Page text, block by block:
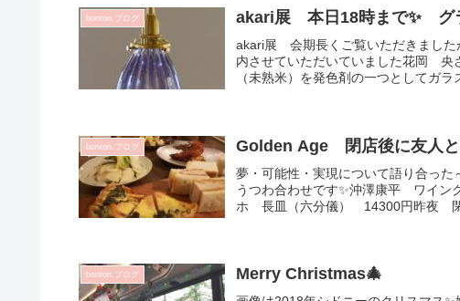
bonton.ブログ akari展 本日18時まで✨ グ
akari展 会期長くご覧いただきました
内させていただいていました花岡 央
（未熟米）を発色剤の一つとしてガ
bonton.ブログ Golden Age 閉店後に友人と
夢・可能性・実現について語り合っ
うつわ合わせです✨沖澤康平 ワイ
ホ 長皿（六分儀） 14300円昨夜
bonton.ブログ Merry Christmas🎄